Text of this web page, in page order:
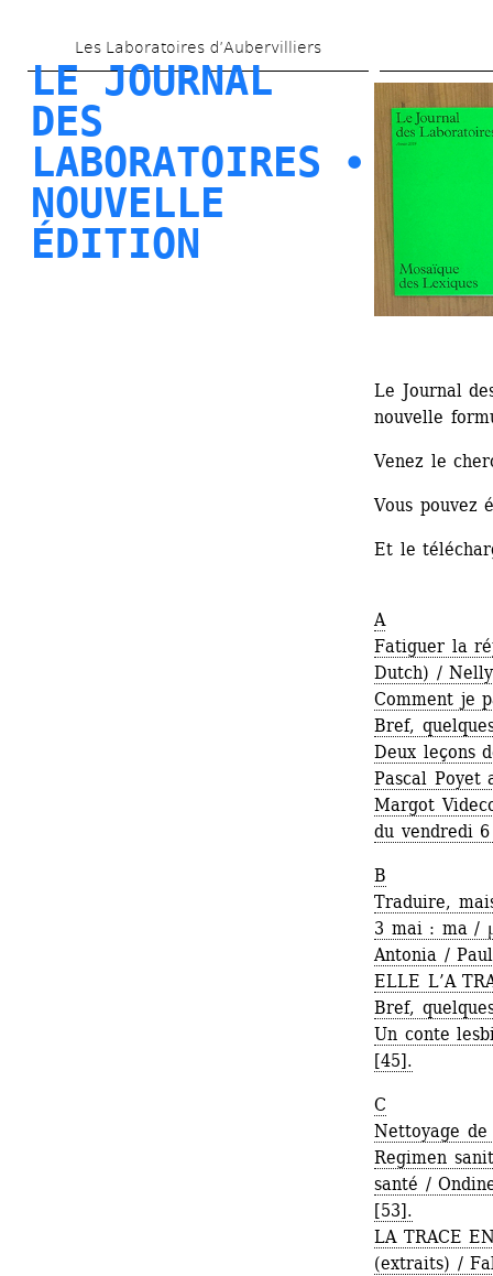
to
main
Les Laboratoires d’Aubervilliers
LE JOURNAL
DES
LABORATOIRES ⦁
NOUVELLE
ÉDITION
Le Journal
nouvelle
Venez le
Vous pouvez
Et le
A
Fatiguer la
Dutch) /
Comment je
Bref,
Deux leçons
Pascal Poyet
Margot
du vendredi
B
Traduire,
3 mai : ma /
Antonia /
ELLE L’A
Bref,
Un conte
[45].
C
Nettoyage
Regimen
santé /
[53].
LA TRACE
(extraits) /